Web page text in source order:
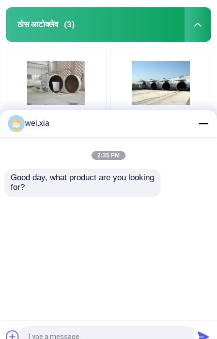
ठोस आटोक्लेव (3)
कपड़ा रासायनिक कंक्रीट
आटोक्लेव
wei.xia
2:35 PM
Good day, what product are you looking
for?